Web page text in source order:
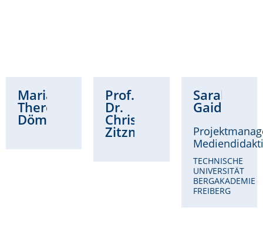
Maria
Theresa
Dömling
Prof.
Dr.
Christina
Zitzmann
Sarah
Gaidzik
TECHNISCHE
UNIVERSITÄT
BERGAKADEMIE
FREIBERG